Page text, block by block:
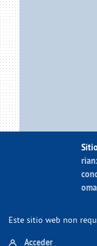
Este sitio web non
Acceder